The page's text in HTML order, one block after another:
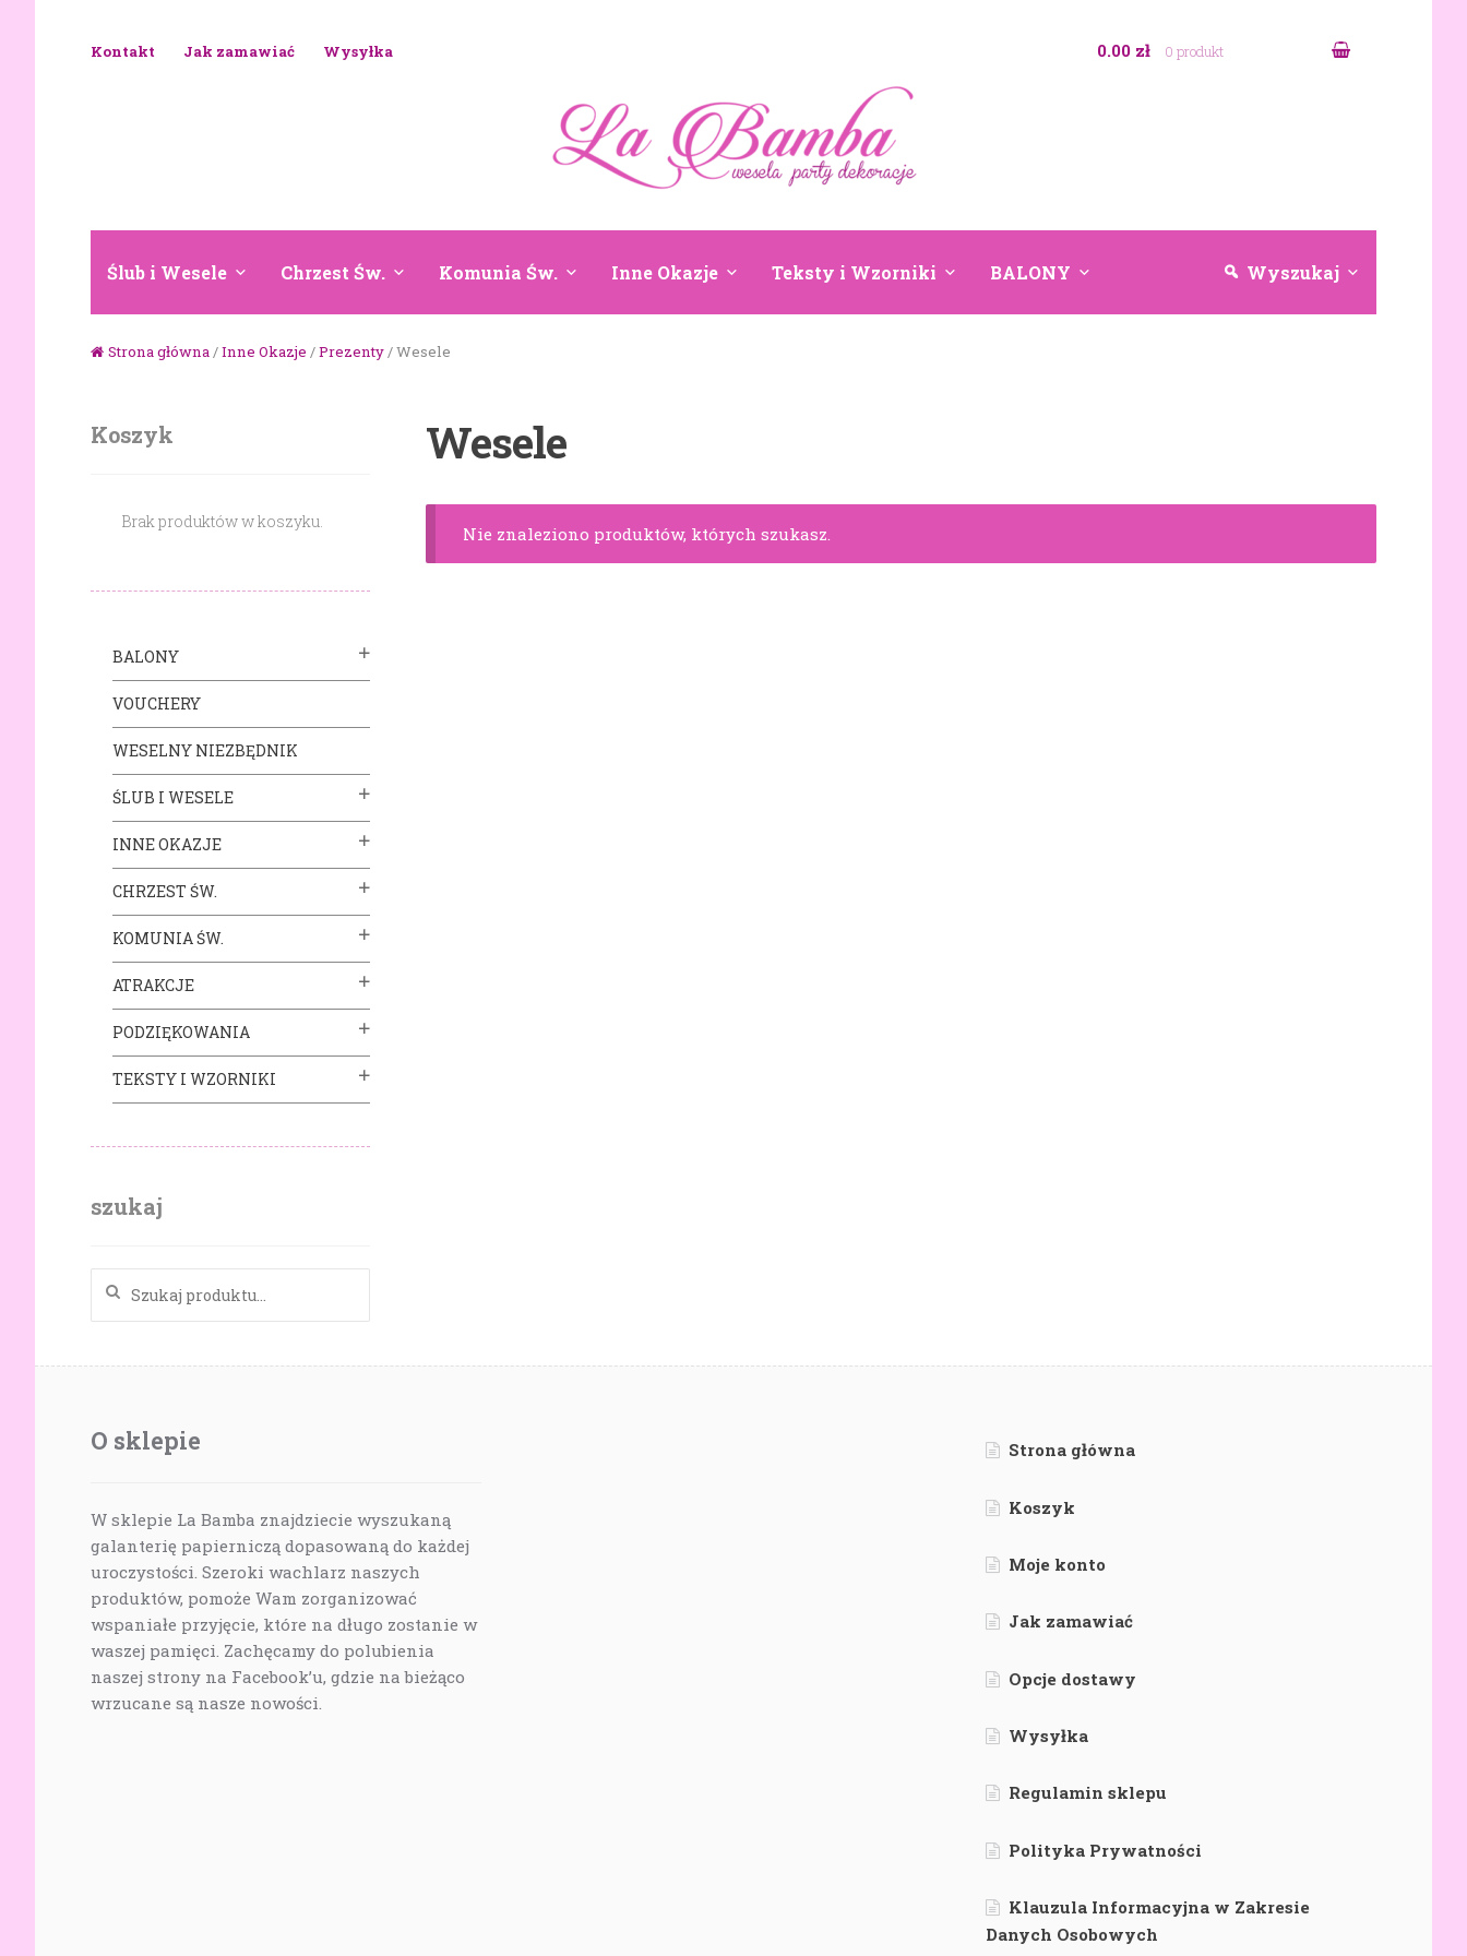
Kontakt Jak zamawiać Wysyłka 0.00 zł 0 produkt
Ślub i Wesele Chrzest Św. Komunia Św. Inne Okazje Teksty i Wzorniki BALONY Wyszukaj
Strona główna/Inne Okazje /Prezenty/ Wesele
Wesele
Nie znaleziono produktów, których szukasz.
Koszyk
Brak produktów w koszyku.
BALONY
VOUCHERY
WESELNY NIEZBĘDNIK
ŚLUB I WESELE
INNE OKAZJE
CHRZEST ŚW.
KOMUNIA ŚW.
ATRAKCJE
PODZIĘKOWANIA
TEKSTY I WZORNIKI
szukaj
O sklepie
W sklepie La Bamba znajdziecie wyszukaną
galanterię papierniczą dopasowaną do każdej
uroczystości. Szeroki wachlarz naszych
produktów, pomoże Wam zorganizować
wspaniałe przyjęcie, które na długo zostanie w
waszej pamięci. Zachęcamy do polubienia
naszej strony na Facebook’u, gdzie na bieżąco
wrzucane są nasze nowości.
Strona główna
Koszyk
Moje konto
Jak zamawiać
Opcje dostawy
Wysyłka
Regulamin sklepu
Polityka Prywatności
Klauzula Informacyjna w Zakresie
Danych Osobowych